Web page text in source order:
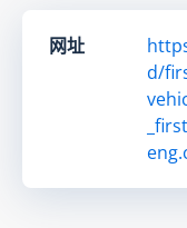
网址
d/